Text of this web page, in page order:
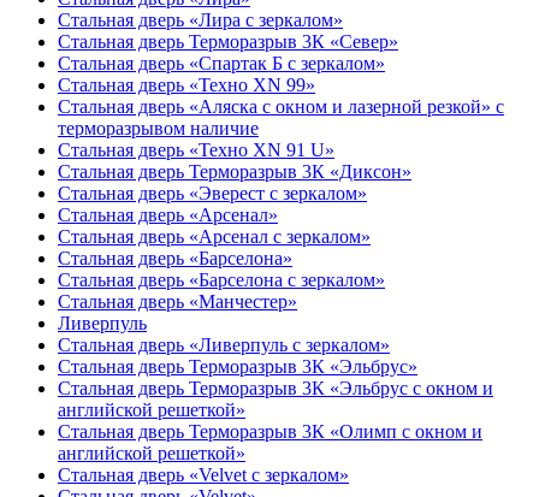
Стальная дверь «Лира с зеркалом»
Стальная дверь Терморазрыв 3К «Север»
Стальная дверь «Спартак Б с зеркалом»
Стальная дверь «Техно XN 99»
Стальная дверь «Аляска с окном и лазерной резкой» с
терморазрывом наличие
Стальная дверь «Техно XN 91 U»
Стальная дверь Терморазрыв 3К «Диксон»
Стальная дверь «Эверест с зеркалом»
Стальная дверь «Арсенал»
Стальная дверь «Арсенал с зеркалом»
Стальная дверь «Барселона»
Стальная дверь «Барселона с зеркалом»
Стальная дверь «Манчестер»
Ливерпуль
Стальная дверь «Ливерпуль с зеркалом»
Стальная дверь Терморазрыв 3К «Эльбрус»
Стальная дверь Терморазрыв 3К «Эльбрус с окном и
английской решеткой»
Стальная дверь Терморазрыв 3К «Олимп с окном и
английской решеткой»
Стальная дверь «Velvet с зеркалом»